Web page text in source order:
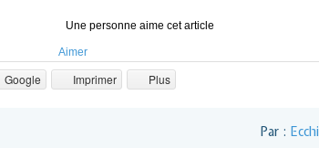
Une personne aime cet article
Aimer
Google Imprimer Plus
Par : Ecchi